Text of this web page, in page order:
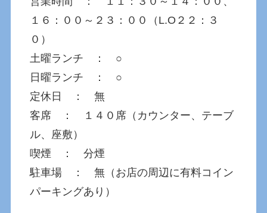
１６：００～２３：００（L.O２２：３
０）
土曜ランチ ： ○
日曜ランチ ： ○
定休日 ： 無
客席 ： １４０席（カウンター、テーブ
ル、座敷）
喫煙 ： 分煙
駐車場 ： 無（お店の周辺に有料コイン
パーキングあり）